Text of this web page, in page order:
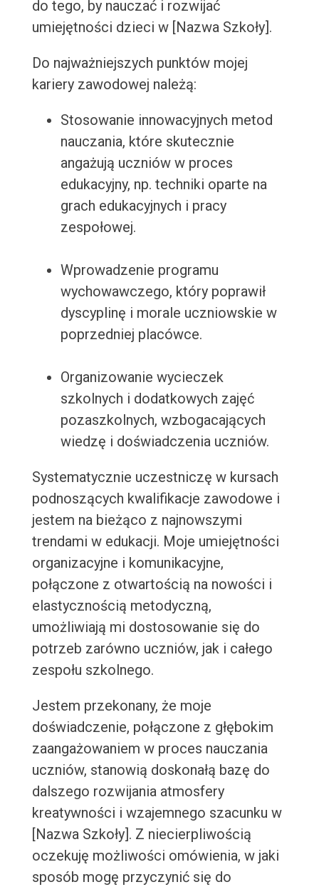
do tego, by nauczać i rozwijać
umiejętności dzieci w [Nazwa Szkoły].
Do najważniejszych punktów mojej
kariery zawodowej należą:
Stosowanie innowacyjnych metod
nauczania, które skutecznie
angażują uczniów w proces
edukacyjny, np. techniki oparte na
grach edukacyjnych i pracy
zespołowej.
Wprowadzenie programu
wychowawczego, który poprawił
dyscyplinę i morale uczniowskie w
poprzedniej placówce.
Organizowanie wycieczek
szkolnych i dodatkowych zajęć
pozaszkolnych, wzbogacających
wiedzę i doświadczenia uczniów.
Systematycznie uczestniczę w kursach
podnoszących kwalifikacje zawodowe i
jestem na bieżąco z najnowszymi
trendami w edukacji. Moje umiejętności
organizacyjne i komunikacyjne,
połączone z otwartością na nowości i
elastycznością metodyczną,
umożliwiają mi dostosowanie się do
potrzeb zarówno uczniów, jak i całego
zespołu szkolnego.
Jestem przekonany, że moje
doświadczenie, połączone z głębokim
zaangażowaniem w proces nauczania
uczniów, stanowią doskonałą bazę do
dalszego rozwijania atmosfery
kreatywności i wzajemnego szacunku w
[Nazwa Szkoły]. Z niecierpliwością
oczekuję możliwości omówienia, w jaki
sposób mogę przyczynić się do